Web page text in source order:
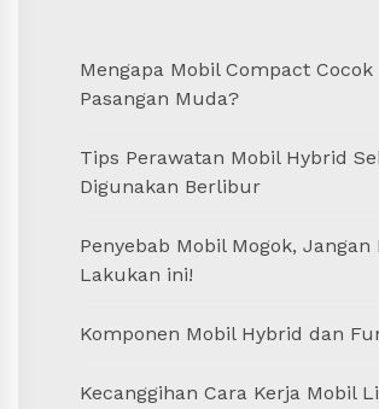
Mengapa Mobil Compact
Pasangan Muda?
Tips Perawatan Mobil Hybrid
Digunakan Berlibur
Penyebab Mobil Mogok, Jangan
Lakukan ini!
Komponen Mobil Hybrid dan
Kecanggihan Cara Kerja Mobil